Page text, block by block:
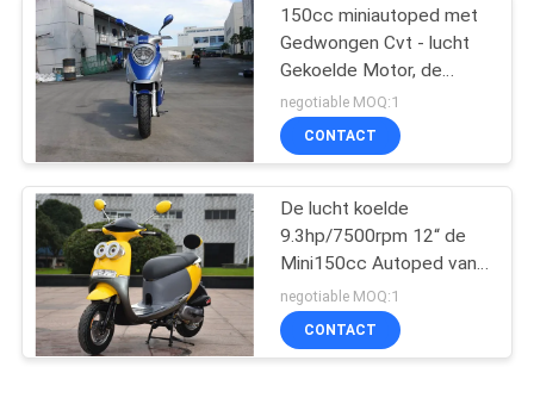
150cc miniautoped met
Gedwongen Cvt - lucht
Gekoelde Motor, de
Voorrem van de Schijf
Achtertrommel
negotiable MOQ:1
CONTACT
De lucht koelde
9.3hp/7500rpm 12“ de
Mini150cc Autoped van
de PUNTband met CVT-
Motor
negotiable MOQ:1
CONTACT